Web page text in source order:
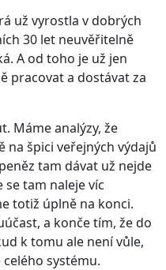
už vyrostla v dobrých
30 let neuvěřitelně
A od toho je už jen
pracovat a dostávat za
Máme analýzy, že
na špici veřejných výdajů
tam dávat už nejde
se tam naleje víc
totiž úplně na konci.
a konče tím, že do
k tomu ale není vůle,
systému.